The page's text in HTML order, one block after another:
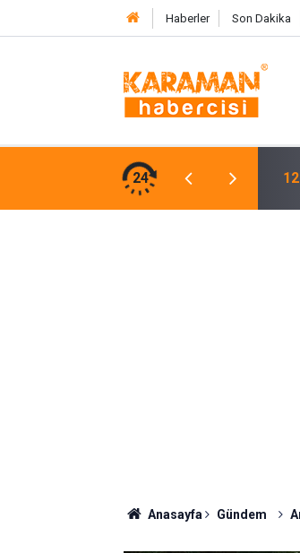
Haberler Son Dakika
24
Kaza Yaptı, 40 Bin Tl Ceza Ödedi
Anasayfa Gündem